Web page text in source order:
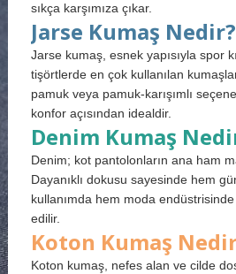
sıkça karşımıza çıkar.
Jarse Kumaş Nedir?
Jarse kumaş, esnek yapısıyla spor
tişörtlerde en çok kullanılan
pamuk veya pamuk-karışımlı
konfor açısından idealdir.
Denim Kumaş
Denim; kot pantolonların ana ham
Dayanıklı dokusu sayesinde hem
kullanımda hem moda endüstrisinde
edilir.
Koton Kumaş
Koton kumaş, nefes alan ve cilde